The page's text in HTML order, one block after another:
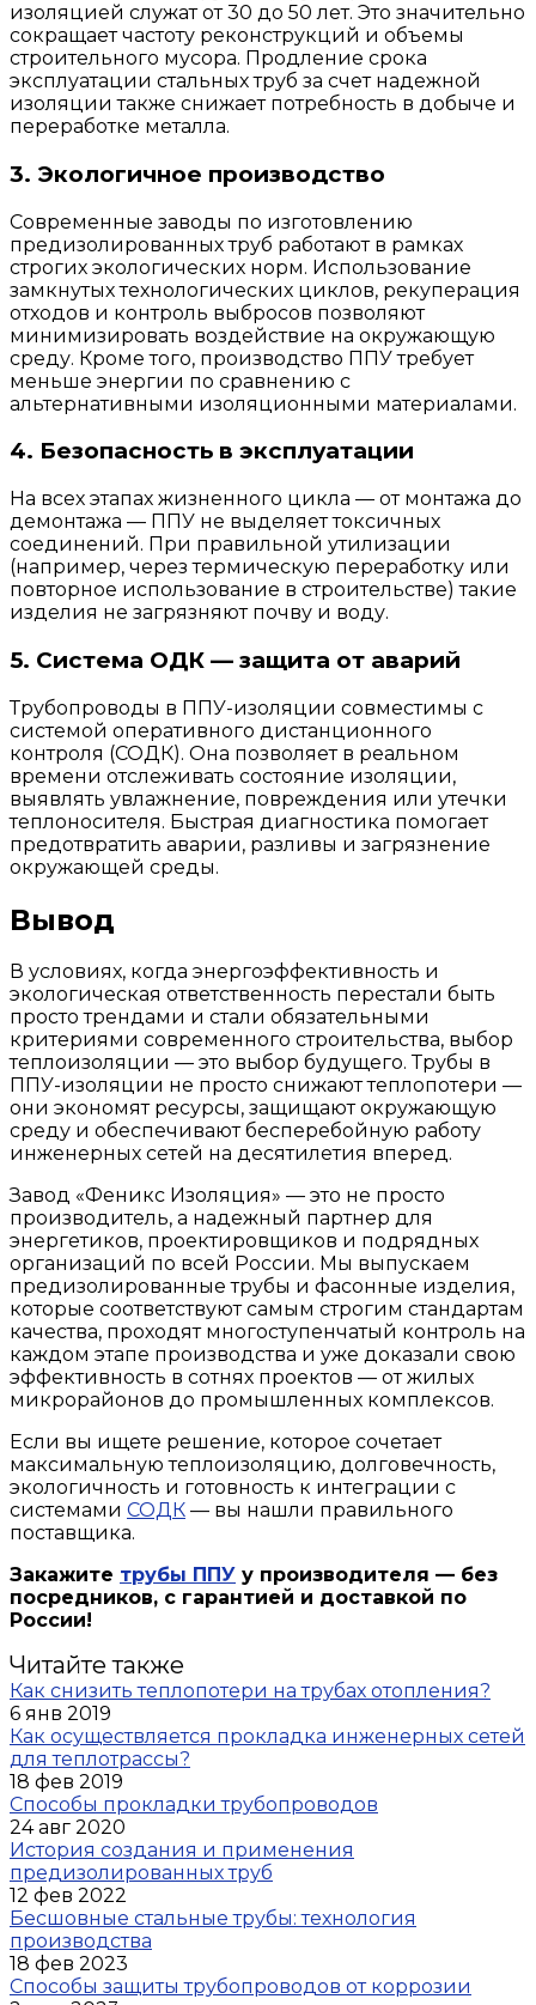
изоляцией служат от 30 до 50 лет. Это значительно
сокращает частоту реконструкций и объемы
строительного мусора. Продление срока
эксплуатации стальных труб за счет надежной
изоляции также снижает потребность в добыче и
переработке металла.
3. Экологичное производство
Современные заводы по изготовлению
предизолированных труб работают в рамках
строгих экологических норм. Использование
замкнутых технологических циклов, рекуперация
отходов и контроль выбросов позволяют
минимизировать воздействие на окружающую
среду. Кроме того, производство ППУ требует
меньше энергии по сравнению с
альтернативными изоляционными материалами.
4. Безопасность в эксплуатации
На всех этапах жизненного цикла — от монтажа до
демонтажа — ППУ не выделяет токсичных
соединений. При правильной утилизации
(например, через термическую переработку или
повторное использование в строительстве) такие
изделия не загрязняют почву и воду.
5. Система ОДК — защита от аварий
Трубопроводы в ППУ-изоляции совместимы с
системой оперативного дистанционного
контроля (СОДК). Она позволяет в реальном
времени отслеживать состояние изоляции,
выявлять увлажнение, повреждения или утечки
теплоносителя. Быстрая диагностика помогает
предотвратить аварии, разливы и загрязнение
окружающей среды.
Вывод
В условиях, когда энергоэффективность и
экологическая ответственность перестали быть
просто трендами и стали обязательными
критериями современного строительства, выбор
теплоизоляции — это выбор будущего. Трубы в
ППУ-изоляции не просто снижают теплопотери —
они экономят ресурсы, защищают окружающую
среду и обеспечивают бесперебойную работу
инженерных сетей на десятилетия вперед.
Завод «Феникс Изоляция» — это не просто
производитель, а надежный партнер для
энергетиков, проектировщиков и подрядных
организаций по всей России. Мы выпускаем
предизолированные трубы и фасонные изделия,
которые соответствуют самым строгим стандартам
качества, проходят многоступенчатый контроль на
каждом этапе производства и уже доказали свою
эффективность в сотнях проектов — от жилых
микрорайонов до промышленных комплексов.
Если вы ищете решение, которое сочетает
максимальную теплоизоляцию, долговечность,
экологичность и готовность к интеграции с
системами СОДК — вы нашли правильного
поставщика.
Закажите трубы ППУ у производителя — без
посредников, с гарантией и доставкой по
России!
Читайте также
Как снизить теплопотери на трубах отопления?
6 янв 2019
Как осуществляется прокладка инженерных сетей
для теплотрассы?
18 фев 2019
Способы прокладки трубопроводов
24 авг 2020
История создания и применения
предизолированных труб
12 фев 2022
Бесшовные стальные трубы: технология
производства
18 фев 2023
Способы защиты трубопроводов от коррозии